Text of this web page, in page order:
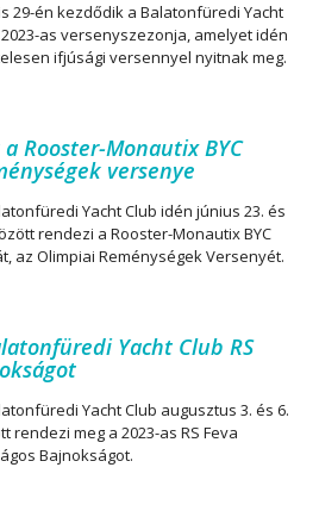
29-én kezdődik a Balatonfüredi Yacht
as versenyszezonja, amelyet idén
ifjúsági versennyel nyitnak meg.
Rooster-Monautix BYC
versenye
Yacht Club idén június 23. és
rendezi a Rooster-Monautix BYC
az Olimpiai Reménységek Versenyét.
Yacht Club RS
Yacht Club augusztus 3. és 6.
rendezi meg a 2023-as RS Feva
Bajnokságot.